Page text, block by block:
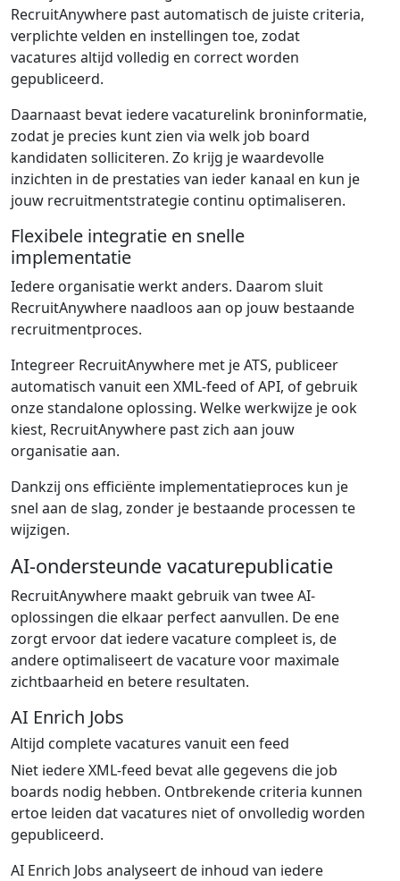
RecruitAnywhere past automatisch de juiste criteria,
verplichte velden en instellingen toe, zodat
vacatures altijd volledig en correct worden
gepubliceerd.
Daarnaast bevat iedere vacaturelink broninformatie,
zodat je precies kunt zien via welk job board
kandidaten solliciteren. Zo krijg je waardevolle
inzichten in de prestaties van ieder kanaal en kun je
jouw recruitmentstrategie continu optimaliseren.
Flexibele integratie en snelle
implementatie
Iedere organisatie werkt anders. Daarom sluit
RecruitAnywhere naadloos aan op jouw bestaande
recruitmentproces.
Integreer RecruitAnywhere met je ATS, publiceer
automatisch vanuit een XML-feed of API, of gebruik
onze standalone oplossing. Welke werkwijze je ook
kiest, RecruitAnywhere past zich aan jouw
organisatie aan.
Dankzij ons efficiënte implementatieproces kun je
snel aan de slag, zonder je bestaande processen te
wijzigen.
AI-ondersteunde vacaturepublicatie
RecruitAnywhere maakt gebruik van twee AI-
oplossingen die elkaar perfect aanvullen. De ene
zorgt ervoor dat iedere vacature compleet is, de
andere optimaliseert de vacature voor maximale
zichtbaarheid en betere resultaten.
AI Enrich Jobs
Altijd complete vacatures vanuit een feed
Niet iedere XML-feed bevat alle gegevens die job
boards nodig hebben. Ontbrekende criteria kunnen
ertoe leiden dat vacatures niet of onvolledig worden
gepubliceerd.
AI Enrich Jobs analyseert de inhoud van iedere